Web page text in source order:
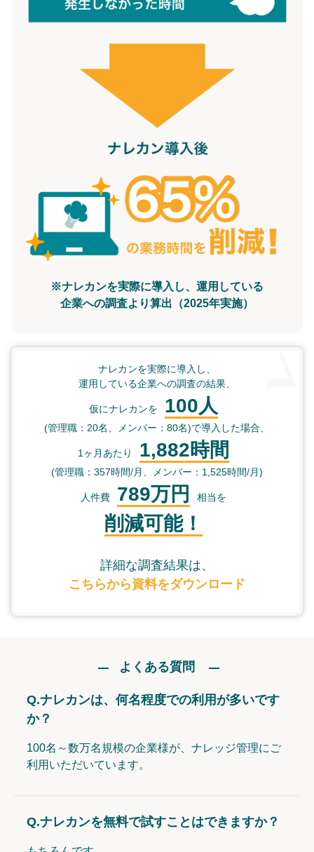
※ナレカンを実際に導入し、運用している
企業への調査より算出（2025年実施）
ナレカンを実際に導入し、
運用している企業への調査の結果、
仮にナレカンを 100人
(管理職：20名、メンバー：80名)で導入した場合、
1ヶ月あたり 1,882時間
(管理職：357時間/月、メンバー：1,525時間/月)
人件費 789万円 相当を
削減可能！
詳細な調査結果は、
こちらから資料をダウンロード
よくある質問
Q.ナレカンは、何名程度での利用が多いです
か？
100名～数万名規模の企業様が、ナレッジ管理にご
利用いただいています。
Q.ナレカンを無料で試すことはできますか？